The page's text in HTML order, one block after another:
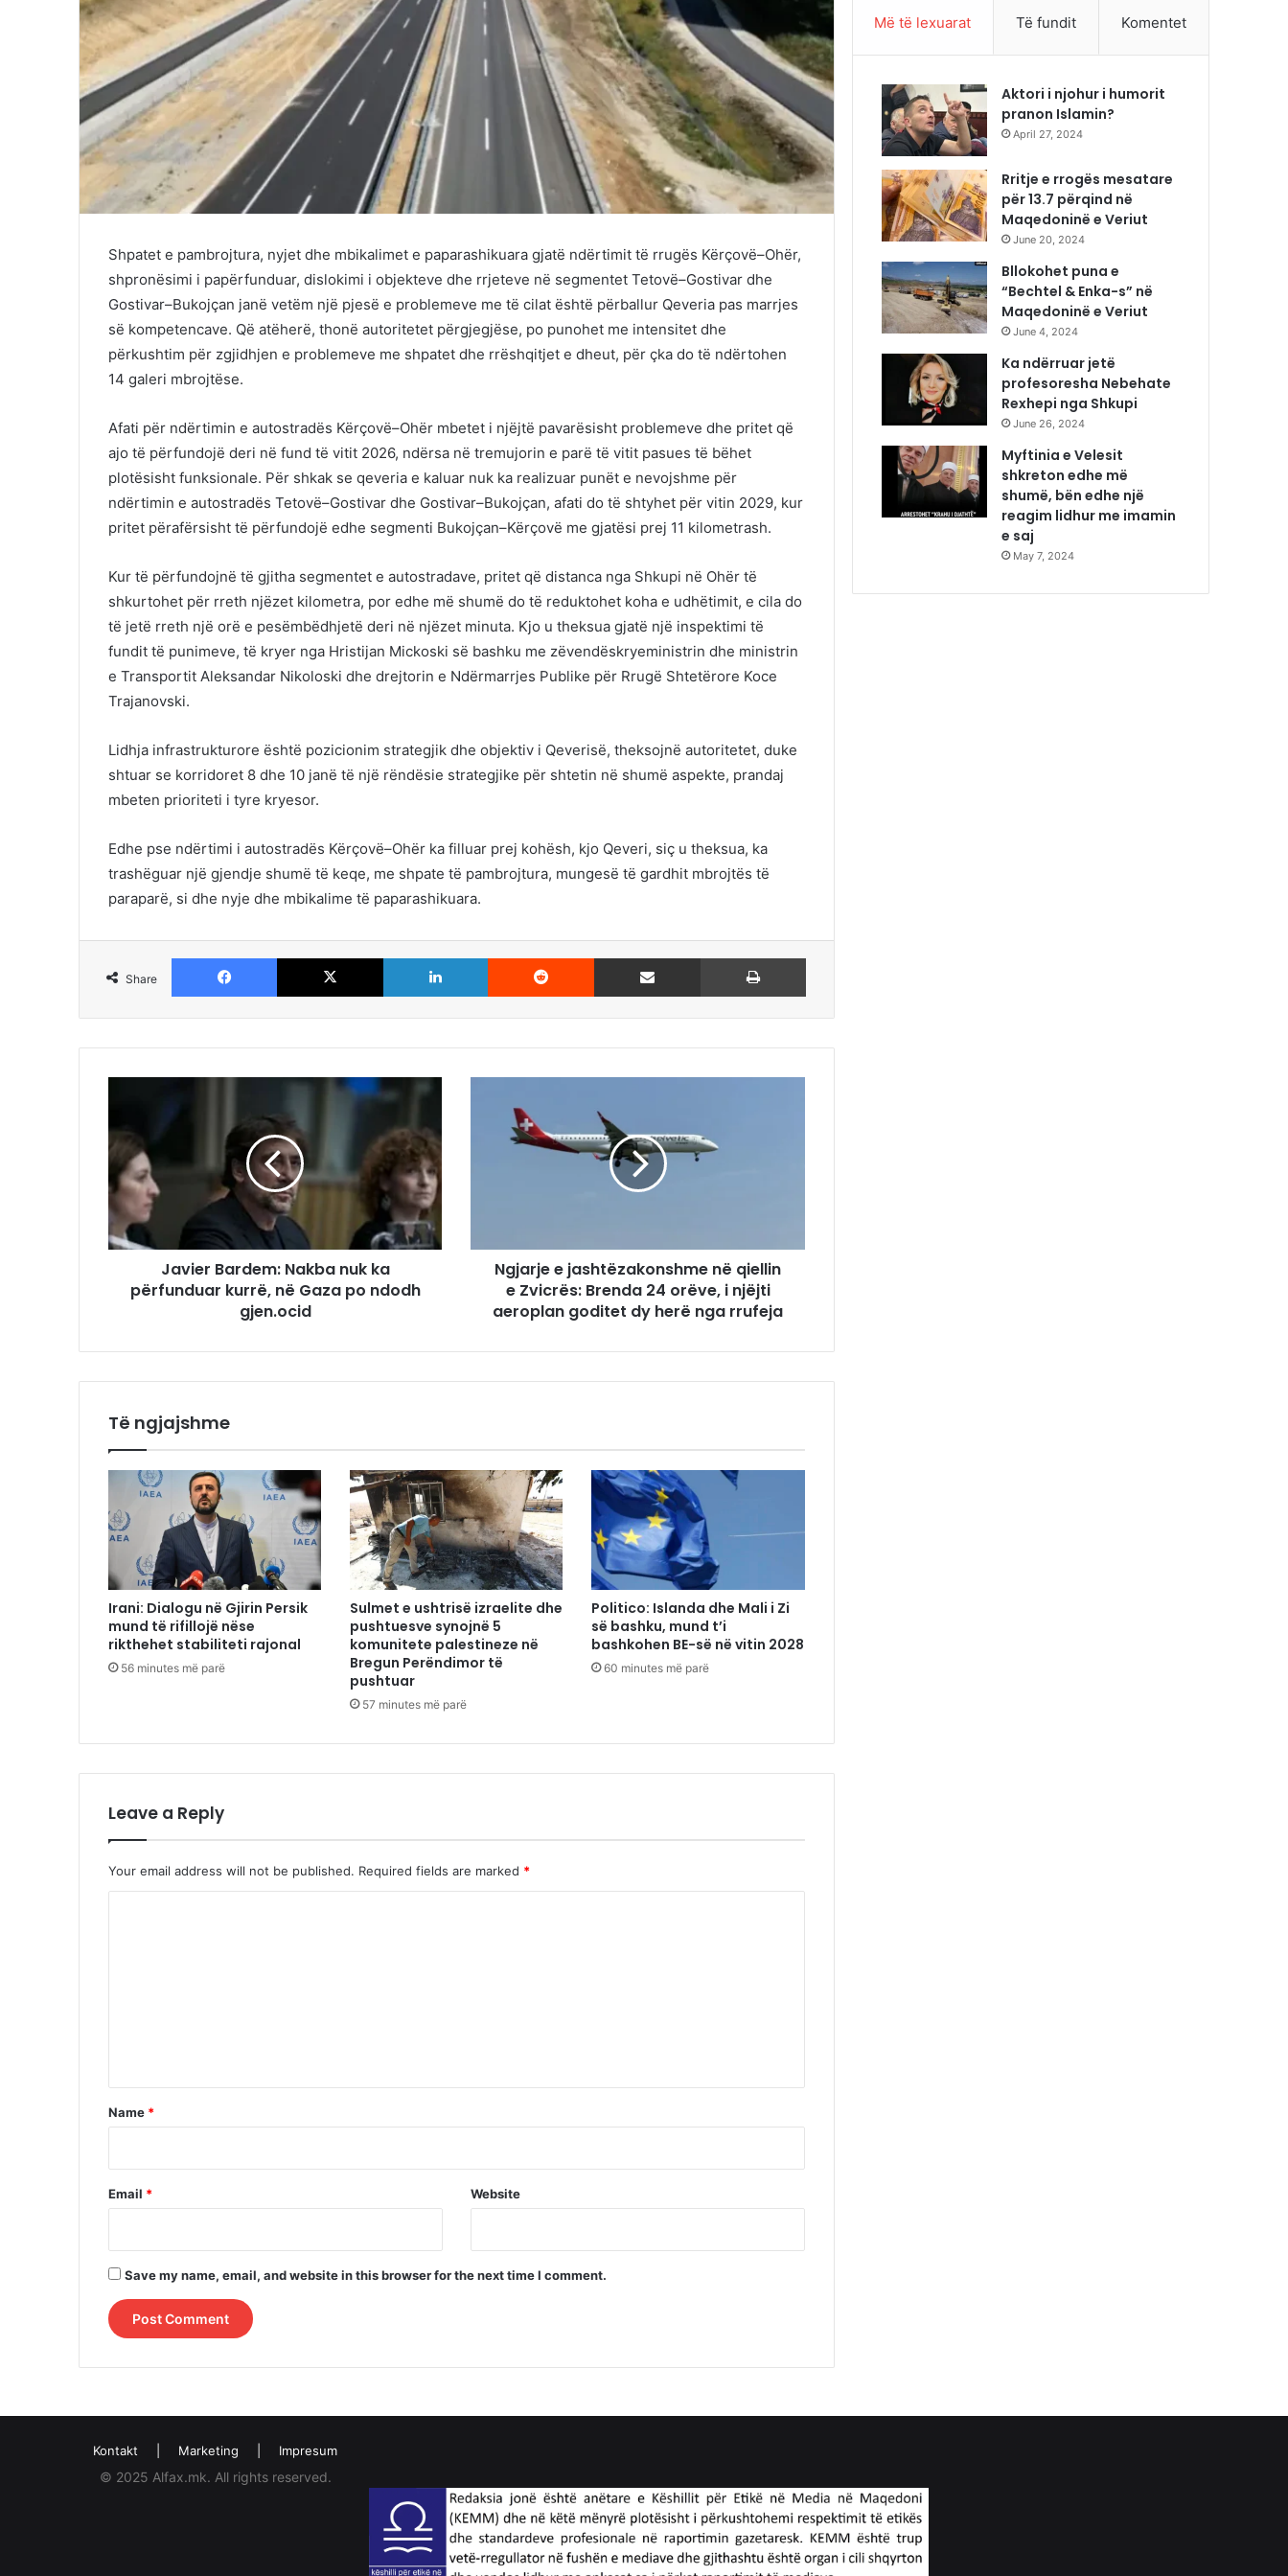
Shpatet e pambrojtura, nyjet dhe mbikalimet e paparashikuara gjatë ndërtimit të rrugës Kërçovë–Ohër,
shpronësimi i papërfunduar, dislokimi i objekteve dhe rrjeteve në segmentet Tetovë–Gostivar dhe
Gostivar–Bukojçan janë vetëm një pjesë e problemeve me të cilat është përballur Qeveria pas marrjes
së kompetencave. Që atëherë, thonë autoritetet përgjegjëse, po punohet me intensitet dhe
përkushtim për zgjidhjen e problemeve me shpatet dhe rrëshqitjet e dheut, për çka do të ndërtohen
14 galeri mbrojtëse.
Afati për ndërtimin e autostradës Kërçovë–Ohër mbetet i njëjtë pavarësisht problemeve dhe pritet që
ajo të përfundojë deri në fund të vitit 2026, ndërsa në tremujorin e parë të vitit pasues të bëhet
plotësisht funksionale. Për shkak se qeveria e kaluar nuk ka realizuar punët e nevojshme për
ndërtimin e autostradës Tetovë–Gostivar dhe Gostivar–Bukojçan, afati do të shtyhet për vitin 2029, kur
pritet përafërsisht të përfundojë edhe segmenti Bukojçan–Kërçovë me gjatësi prej 11 kilometrash.
Kur të përfundojnë të gjitha segmentet e autostradave, pritet që distanca nga Shkupi në Ohër të
shkurtohet për rreth njëzet kilometra, por edhe më shumë do të reduktohet koha e udhëtimit, e cila do
të jetë rreth një orë e pesëmbëdhjetë deri në njëzet minuta. Kjo u theksua gjatë një inspektimi të
fundit të punimeve, të kryer nga Hristijan Mickoski së bashku me zëvendëskryeministrin dhe ministrin
e TransportitAleksandar Nikoloski dhe drejtorin e Ndërmarrjes Publike për Rrugë Shtetërore Koce
Trajanovski.
Lidhja infrastrukturore është pozicionim strategjik dhe objektiv i Qeverisë, theksojnë autoritetet, duke
shtuar se korridoret 8 dhe 10 janë të një rëndësie strategjike për shtetin në shumë aspekte, prandaj
mbeten prioriteti i tyre kryesor.
Edhe pse ndërtimi i autostradës Kërçovë–Ohër ka filluar prej kohësh, kjo Qeveri, siç u theksua, ka
trashëguar një gjendje shumë të keqe, me shpate të pambrojtura, mungesë të gardhit mbrojtës të
paraparë, si dhe nyje dhe mbikalime të paparashikuara.
Share
Facebook X LinkedIn Reddit Share via Email
Javier Bardem: Nakba nuk ka
përfunduar kurrë, në Gaza po ndodh
gjen.ocid
Ngjarje e jashtëzakonshme në qiellin
e Zvicrës: Brenda 24 orëve, i njëjti
aeroplan goditet dy herë nga rrufeja
Të ngjajshme
Irani: Dialogu në Gjirin Persik
mund të rifillojë nëse
rikthehet stabiliteti rajonal
56 minutes më parë
Sulmet e ushtrisë izraelite dhe
pushtuesve synojnë 5
komunitete palestineze në
Bregun Perëndimor të
pushtuar
57 minutes më parë
Politico: Islanda dhe Mali i Zi
së bashku, mund t’i
bashkohen BE-së në vitin 2028
60 minutes më parë
Leave a Reply
Your email address will not be published. Required fields are marked *
*
Name *
Email * Website
Save my name, email, and website in this browser for the next time I comment.
Më të lexuarat Të fundit Komentet
Aktori i njohur i humorit
pranon Islamin?
April 27, 2024
Rritje e rrogës mesatare
për 13.7 përqind në
Maqedoninë e Veriut
June 20, 2024
Bllokohet puna e
“Bechtel & Enka-s” në
Maqedoninë e Veriut
June 4, 2024
Ka ndërruar jetë
profesoresha Nebehate
Rexhepi nga Shkupi
June 26, 2024
Myftinia e Velesit
shkreton edhe më
shumë, bën edhe një
reagim lidhur me imamin
e saj
May 7, 2024
Kontakt Marketing Impresum
© 2025 Alfax.mk. All rights reserved.